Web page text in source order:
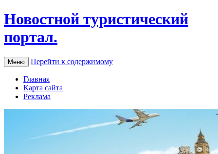
Новостной туристический
портал.
Меню Перейти к содержимому
Главная
Карта сайта
Реклама